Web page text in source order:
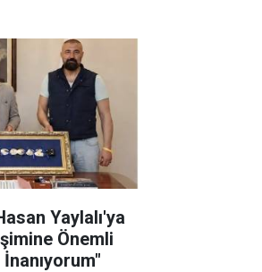
Yaylalı'ya
Önemli